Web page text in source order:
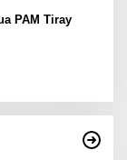
PAM Tiray